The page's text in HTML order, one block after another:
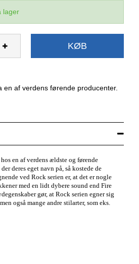
lager
KØB
en af verdens førende producenter.
en af verdens ældste og førende
deres eget navn på, så kostede de
ved Rock serien er, at det er nogle
med en lidt dybere sound end Fire
gør, at Rock serien egner sig
også mange andre stilarter, som eks.